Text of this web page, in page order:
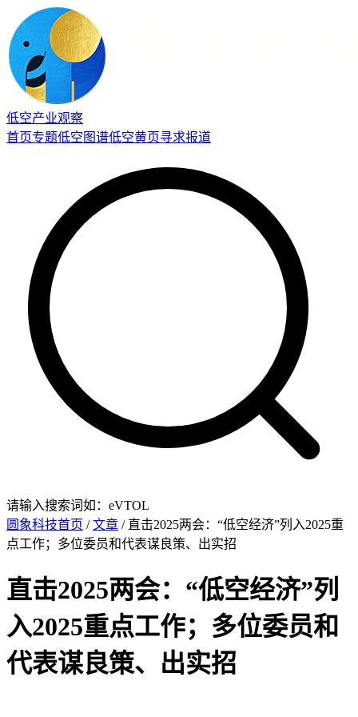
低空产业观察
首页专题低空图谱低空黄页寻求报道
请输入搜索词如：eVTOL
圆象科技首页 /文章 / 直击2025两会：“低空经济”列入2025重
点工作；多位委员和代表谋良策、出实招
直击2025两会：“低空经济”列
入2025重点工作；多位委员和
代表谋良策、出实招